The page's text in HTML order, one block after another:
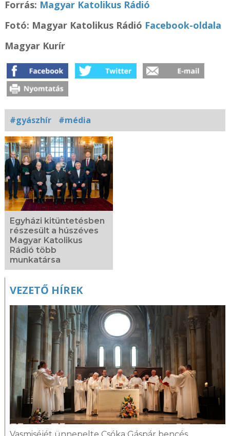
Forrás: Magyar Katolikus Rádió
Fotó: Magyar Katolikus Rádió Facebook-oldala
Magyar Kurír
#gyászhír #média
Kapcsolódó
fotógaléria
Egyházi kitüntetésben
részesült a húszéves
Magyar Katolikus
Rádió több
munkatársa
VEZETŐ HÍREK
Vasmiséjét ünnepelte Csóka Gáspár bencés